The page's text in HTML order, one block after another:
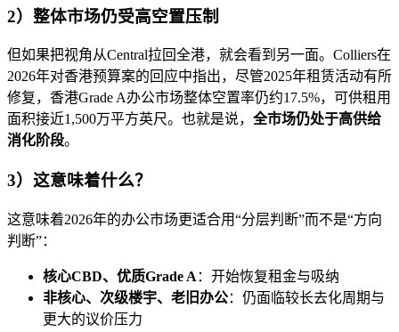
2）整体市场仍受高空置压制
但如果把视角从Central拉回全港，就会看到另一面。Colliers在
2026年对香港预算案的回应中指出，尽管2025年租赁活动有所
修复，香港Grade A办公市场整体空置率仍约17.5%，可供租用
面积接近1,500万平方英尺。也就是说， 全市场仍处于高供给
消化阶段。
3）这意味着什么？
这意味着2026年的办公市场更适合用“分层判断”而不是“方向
判断”：
核心CBD、优质Grade A ：开始恢复租金与吸纳
非核心、次级楼宇、老旧办公：仍面临较长去化周期与
更大的议价压力